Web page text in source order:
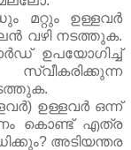
മറ്റും ഉള്ളവര്‍
വഴി നടത്തുക.
ഉപയോഗിച്ച്
ഉള്ളവര്‍ ഒന്ന്
കൊണ്ട് എത്ര
അടിയന്തര